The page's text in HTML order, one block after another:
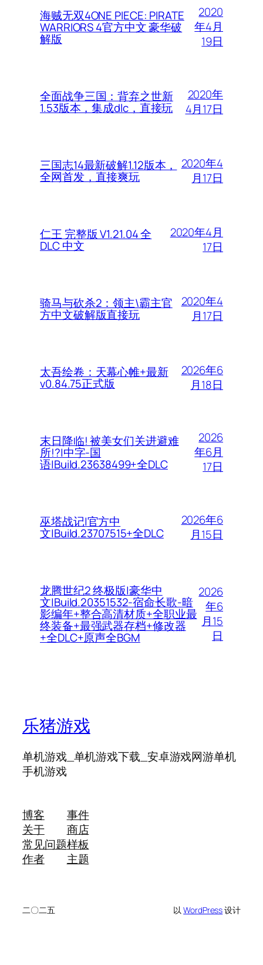
海贼无双4ONE PIECE: PIRATE
WARRIORS 4官方中文 豪华破
解版
2020
年4月
19日
全面战争三国：背弃之世新
1.53版本，集成dlc，直接玩
2020年
4月17日
三国志14最新破解1.12版本，
全网首发，直接爽玩
2020年4
月17日
仁王 完整版 V1.21.04 全
DLC 中文
2020年4月
17日
骑马与砍杀2：领主\霸主官
方中文破解版直接玩
2020年4
月17日
太吾绘卷：天幕心帷+最新
v0.84.75正式版
2026年6
月18日
末日降临! 被美女们关进避难
所!?|中字-国
语|Build.23638499+全DLC
2026
年6月
17日
巫塔战记|官方中
文|Build.23707515+全DLC
2026年6
月15日
龙腾世纪2 终极版|豪华中
文|Build.20351532-宿命长歌-暗
影编年+整合高清材质+全职业最
终装备+最强武器存档+修改器
+全DLC+原声全BGM
2026
年6
月15
日
乐猪游戏
单机游戏_单机游戏下载_安卓游戏网游单机
手机游戏
博客
关于
常见问题
作者
事件
商店
样板
主题
二〇二五 以WordPress设计